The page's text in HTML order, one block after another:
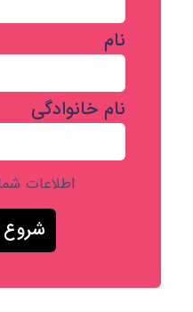
نام
نام خانوادگی
اطلاعات